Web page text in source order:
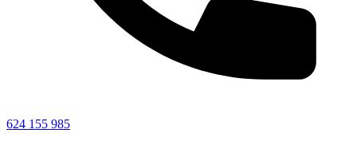
624 155 985